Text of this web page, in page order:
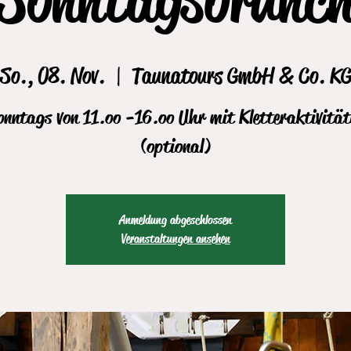
So., 08. Nov.
  |
Taunatours GmbH & Co. KG
von 11.oo -16.oo Uhr mit
(optional)
Anmeldung abgeschlossen
Veranstaltungen ansehen